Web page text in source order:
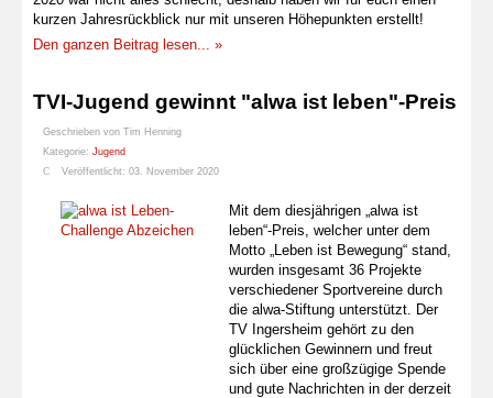
kurzen Jahresrückblick nur mit unseren Höhepunkten erstellt!
Den ganzen Beitrag lesen... »
TVI-Jugend gewinnt "alwa ist leben"-Preis
Geschrieben von Tim Henning
Kategorie: Jugend
Veröffentlicht: 03. November 2020
Mit dem diesjährigen „alwa ist
leben“-Preis, welcher unter dem
Motto „Leben ist Bewegung“ stand,
wurden insgesamt 36 Projekte
verschiedener Sportvereine durch
die alwa-Stiftung unterstützt. Der
TV Ingersheim gehört zu den
glücklichen Gewinnern und freut
sich über eine großzügige Spende
und gute Nachrichten in der derzeit